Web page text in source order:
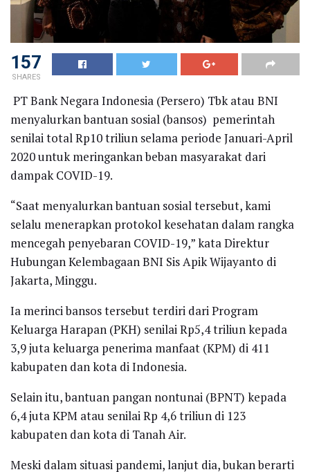
157
SHARES
PT Bank Negara Indonesia (Persero) Tbk atau BNI
menyalurkan bantuan sosial (bansos) pemerintah
senilai total Rp10 triliun selama periode Januari-April
2020 untuk meringankan beban masyarakat dari
dampak COVID-19.
“Saat menyalurkan bantuan sosial tersebut, kami
selalu menerapkan protokol kesehatan dalam rangka
mencegah penyebaran COVID-19,” kata Direktur
Hubungan Kelembagaan BNI Sis Apik Wijayanto di
Jakarta, Minggu.
Ia merinci bansos tersebut terdiri dari Program
Keluarga Harapan (PKH) senilai Rp5,4 triliun kepada
3,9 juta keluarga penerima manfaat (KPM) di 411
kabupaten dan kota di Indonesia.
Selain itu, bantuan pangan nontunai (BPNT) kepada
6,4 juta KPM atau senilai Rp 4,6 triliun di 123
kabupaten dan kota di Tanah Air.
Meski dalam situasi pandemi, lanjut dia, bukan berarti